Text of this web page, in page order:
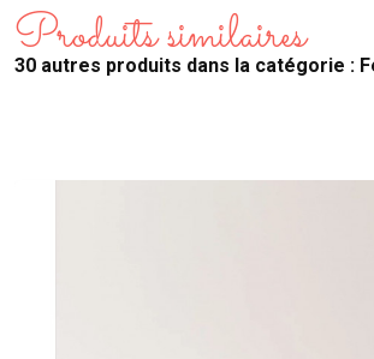
Produits similaires
30 autres produits dans la catégorie :